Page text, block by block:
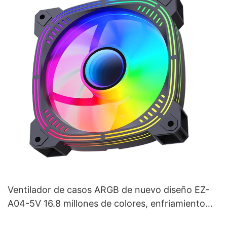
Ventilador de casos ARGB de nuevo diseño EZ-
A04-5V 16.8 millones de colores, enfriamiento